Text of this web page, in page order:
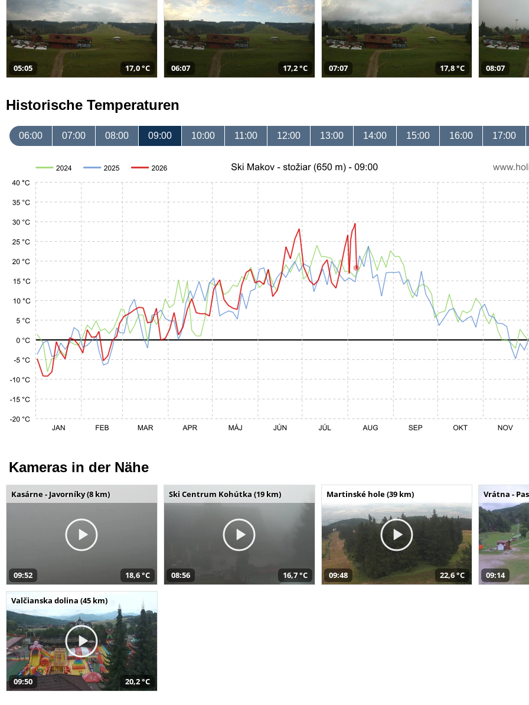
05:05 17,0 °C 06:07 17,2 °C 07:07 17,8 °C 08:07
Historische Temperaturen
06:00 07:00 08:00 09:00 10:00 11:00 12:00 13:00 14:00 15:00 16:00 17:00
Kameras in der Nähe
Kasárne - Javorníky (8 km)
09:52 18,6 °C
Ski Centrum Kohútka (19 km)
08:56 16,7 °C
Martinské hole (39 km)
09:48 22,6 °C
Vrátna -
09:14
Valčianska dolina (45 km)
09:50 20,2 °C